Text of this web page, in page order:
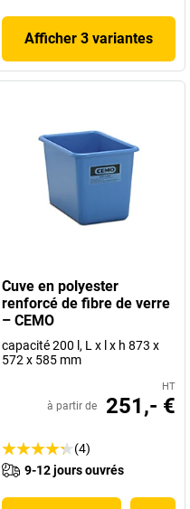
Afficher 3 variantes
Cuve en polyester
renforcé de fibre de verre
– CEMO
capacité 200 l, L x l x h 873 x
572 x 585 mm
HT
à partir de 251,- €
(4)
9-12 jours ouvrés